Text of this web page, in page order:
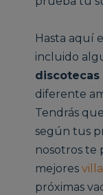
Hasta aquí
incluido
discotecas
diferente
Tendrás
según tus
nosotros te
mejores
próximas